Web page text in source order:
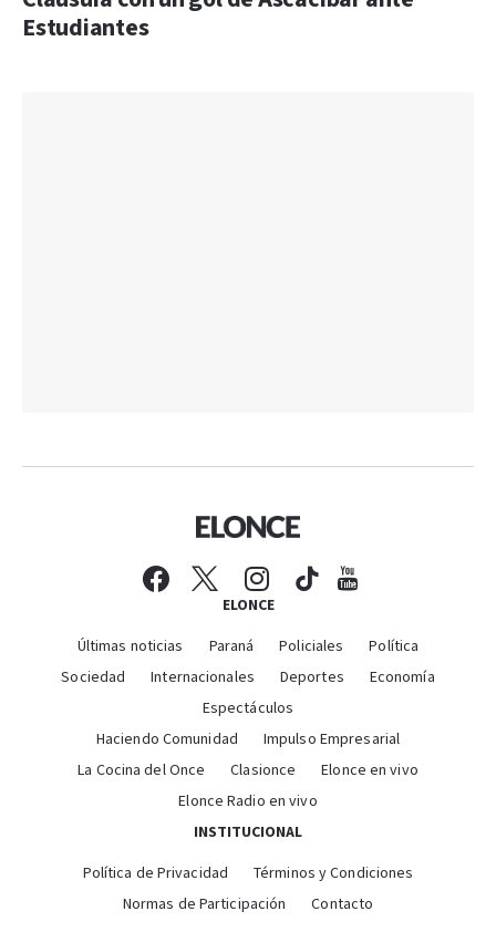
Estudiantes
ELONCE
Últimas noticias Paraná Policiales
Política
Sociedad
Internacionales Deportes
Economía
Espectáculos
Haciendo Comunidad
Impulso Empresarial
La Cocina del Once
Clasionce
Elonce en vivo
Elonce Radio en vivo
INSTITUCIONAL
Política de Privacidad
Términos y Condiciones
Normas de Participación
Contacto